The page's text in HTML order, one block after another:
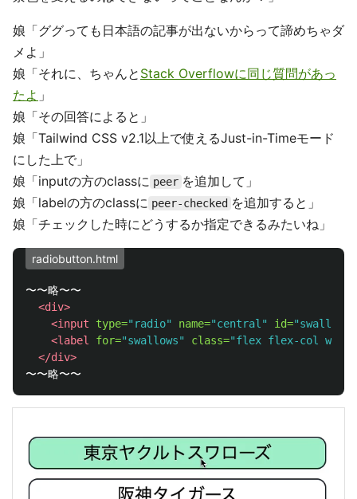
娘「ググっても日本語の記事が出ないからって諦めちゃダ
メよ」
娘「それに、ちゃんと Stack Overflowに同じ質問があっ
たよ 」
娘「その回答によると」
娘「Tailwind CSS v2.1以上で使えるJust-in-Timeモード
にした上で」
娘「inputの方のclassに peer を追加して」
娘「labelの方のclassに peer-checked を追加すると」
娘「チェックした時にどうするか指定できるみたいね」
radiobutton.html
〜〜略〜〜
<div>
<input
type="radio" name="central" id="swallows"
<label
for="swallows" class="flex flex-col w-full
</div>